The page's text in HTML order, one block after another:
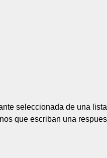
seleccionada de una
que escriban una